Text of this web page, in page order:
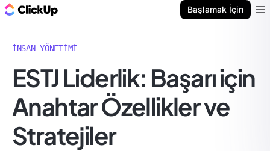
Başlamak İçin
İNSAN YÖNETIMI
ESTJ Liderlik: Başarı için
Anahtar Özellikler ve
Stratejiler